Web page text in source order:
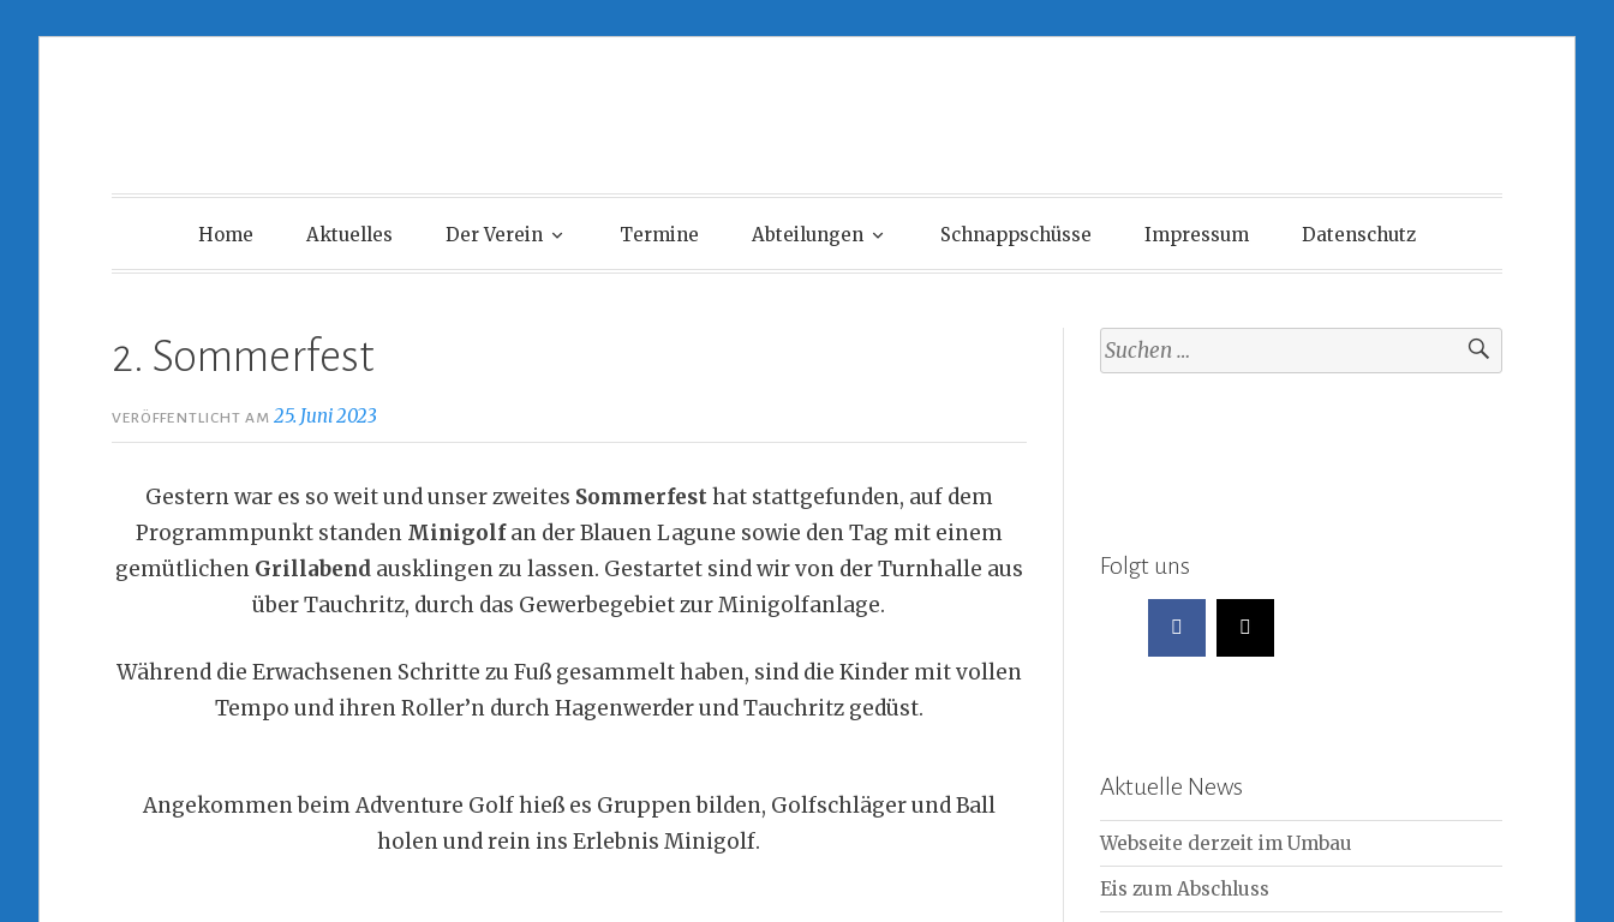
springen
Home Aktuelles Der Verein Termine Abteilungen Schnappschüsse Impressum Datenschutz
2. Sommerfest
VERÖFFENTLICHT AM25. Juni 2023
Gestern war es so weit und unser zweites Sommerfesthat stattgefunden, auf dem
Programmpunkt standen Minigolfan der Blauen Lagune sowie den Tag mit einem
gemütlichen Grillabendausklingen zu lassen. Gestartet sind wir von der Turnhalle aus
über Tauchritz, durch das Gewerbegebiet zur Minigolfanlage.
Während die Erwachsenen Schritte zu Fuß gesammelt haben, sind die Kinder mit vollen
Tempo und ihren Roller’n durch Hagenwerder und Tauchritz gedüst.
Angekommen beim Adventure Golf hieß es Gruppen bilden, Golfschläger und Ball
holen und rein ins Erlebnis Minigolf.
Suchen
nach:
Folgt uns
Aktuelle News
Webseite derzeit im Umbau
Eis zum Abschluss